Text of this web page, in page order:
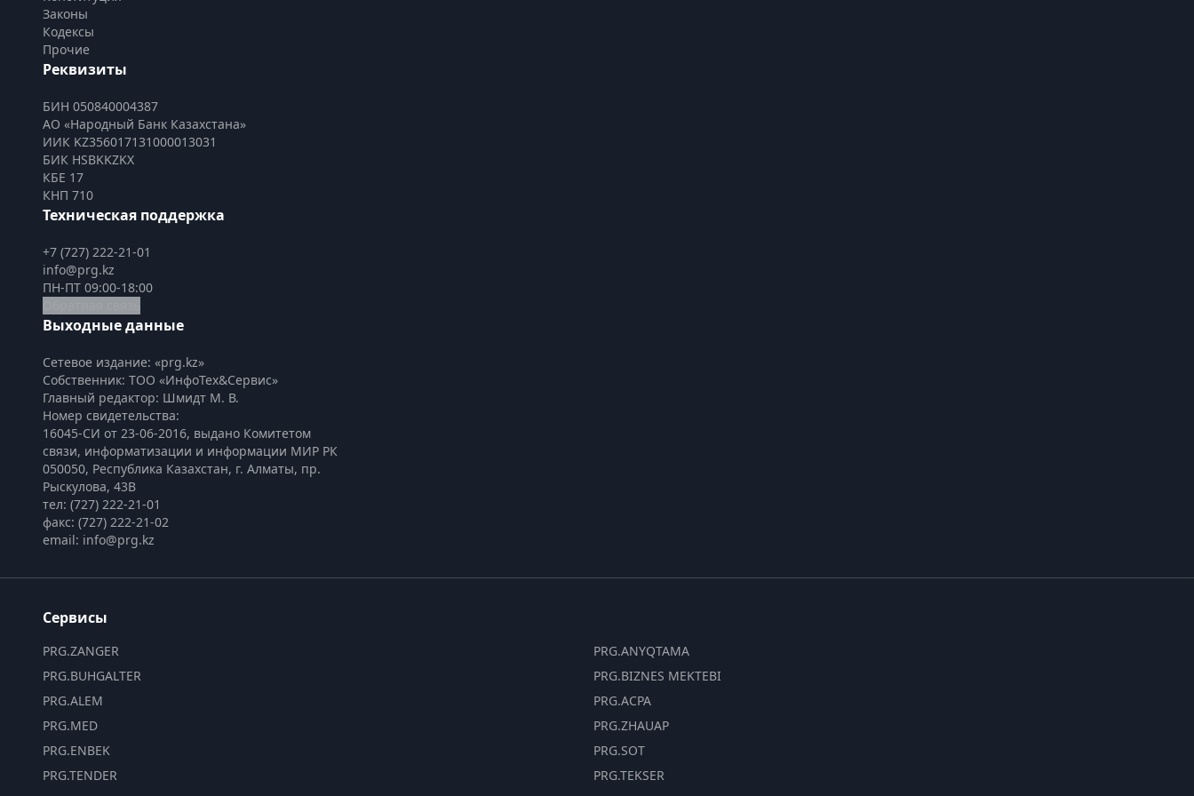
Законы
Кодексы
Прочие
Реквизиты
БИН 050840004387
АО «Народный Банк Казахстана»
ИИК KZ356017131000013031
БИК HSBKKZKX
КБЕ 17
КНП 710
Техническая поддержка
+7 (727) 222-21-01
info@prg.kz
ПН-ПТ 09:00-18:00
Выходные данные
Сетевое издание: «prg.kz»
Собственник: ТОО «ИнфоТех&Сервис»
Главный редактор: Шмидт М. В.
Номер свидетельства:
16045-СИ от 23-06-2016, выдано Комитетом
связи, информатизации и информации МИР РК
050050, Республика Казахстан, г. Алматы, пр.
Рыскулова, 43В
тел: (727) 222-21-01
факс: (727) 222-21-02
email: info@prg.kz
Сервисы
PRG.ZANGER
PRG.BUHGALTER
PRG.ALEM
PRG.MED
PRG.ENBEK
PRG.TENDER
PRG.ANYQTAMA
PRG.BIZNES MEKTEBI
PRG.ACPA
PRG.ZHAUAP
PRG.SOT
PRG.TEKSER